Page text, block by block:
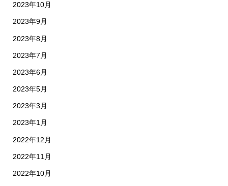
2023年10月
2023年9月
2023年8月
2023年7月
2023年6月
2023年5月
2023年3月
2023年1月
2022年12月
2022年11月
2022年10月